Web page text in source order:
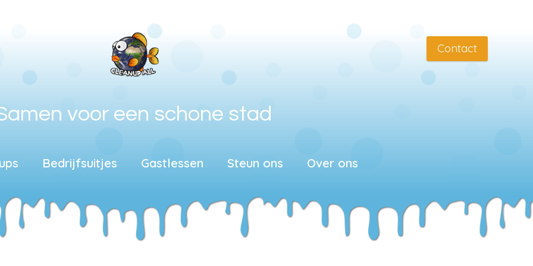
Contact
voor een schone stad
Bedrijfsuitjes Gastlessen Steun ons Over ons